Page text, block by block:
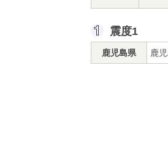
震度1
鹿児島県 鹿